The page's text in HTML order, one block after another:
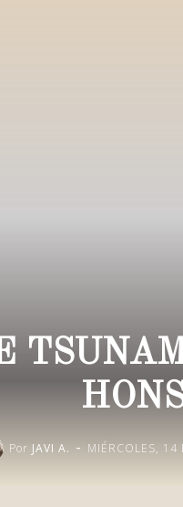
Por JAVI A. - MIÉRCOLES,